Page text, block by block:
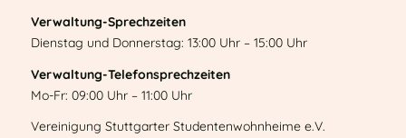
Verwaltung-Sprechzeiten
Dienstag und Donnerstag: 13:00 Uhr – 15:00 Uhr
Verwaltung-Telefonsprechzeiten
Mo-Fr: 09:00 Uhr – 11:00 Uhr
Vereinigung Stuttgarter Studentenwohnheime e.V.